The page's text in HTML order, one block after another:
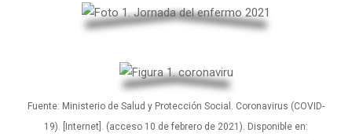
Fuente: Ministerio de Salud y Protección Social. Coronavirus (COVID-
19). [Internet]. (acceso 10 de febrero de 2021). Disponible en: